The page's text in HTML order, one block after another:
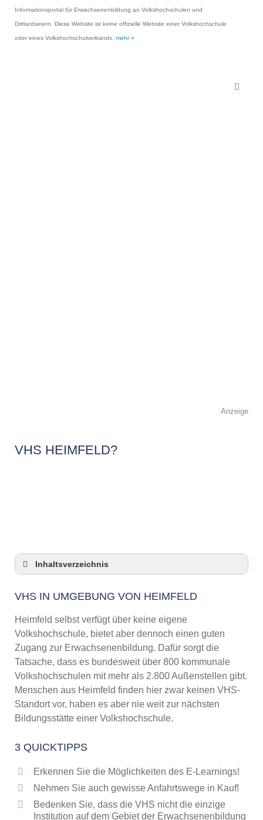
Informationsportal für Erwachsenenbildung an Volkshochschulen und
Drittanbietern. Diese Website ist keine offizielle Website einer Volkshochschule
oder eines Volkshochschulverbands. mehr »
Anzeige
VHS HEIMFELD?
Inhaltsverzeichnis
3 Quicktipps
Checkliste: VHS-Kurse rund um Heimfeld
Keine VHS in Heimfeld
Online-Kurse: Pro und Contra
Online-Kurse als alternative Angebote zu
VHS-Kursen
Die VHS als Inbegriff der Erwachsenenbildung
Das bundesweite Netzwerk der
Abendschulen rund um Heimfeld
Bildungsangebote der VHS
VHS IN UMGEBUNG VON HEIMFELD
Heimfeld selbst verfügt über keine eigene
Volkshochschule, bietet aber dennoch einen guten
Zugang zur Erwachsenenbildung. Dafür sorgt die
Tatsache, dass es bundesweit über 800 kommunale
Volkshochschulen mit mehr als 2.800 Außenstellen gibt.
Menschen aus Heimfeld finden hier zwar keinen VHS-
Standort vor, haben es aber nie weit zur nächsten
Bildungsstätte einer Volkshochschule.
3 QUICKTIPPS
Erkennen Sie die Möglichkeiten des E-Learnings!
Nehmen Sie auch gewisse Anfahrtswege in Kauf!
Bedenken Sie, dass die VHS nicht die einzige
Institution auf dem Gebiet der Erwachsenenbildung